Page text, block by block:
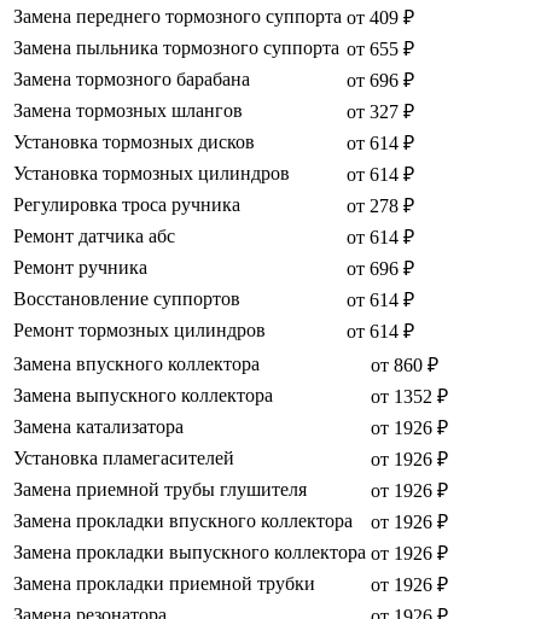
Замена переднего тормозного суппорта от 409 ₽
Замена пыльника тормозного суппорта от 655 ₽
Замена тормозного барабана
от 696 ₽
Замена тормозных шлангов
от 327 ₽
Установка тормозных дисков
от 614 ₽
Установка тормозных цилиндров
от 614 ₽
Регулировка троса ручника
от 278 ₽
Ремонт датчика абс
от 614 ₽
Ремонт ручника
от 696 ₽
Восстановление суппортов
от 614 ₽
Ремонт тормозных цилиндров
от 614 ₽
Замена впускного коллектора
от 860 ₽
Замена выпускного коллектора
от 1352 ₽
Замена катализатора
от 1926 ₽
Установка пламегасителей
от 1926 ₽
Замена приемной трубы глушителя
от 1926 ₽
Замена прокладки впускного коллектора
от 1926 ₽
Замена прокладки выпускного коллектора от 1926 ₽
Замена прокладки приемной трубки
от 1926 ₽